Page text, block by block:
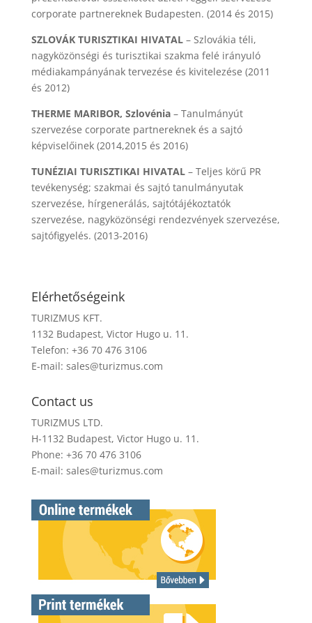
corporate partnereknek Budapesten. (2014 és 2015)
SZLOVÁK TURISZTIKAI HIVATAL– Szlovákia téli,
nagyközönségi és turisztikai szakma felé irányuló
médiakampányának tervezése és kivitelezése (2011
és 2012)
THERME MARIBOR, Szlovénia– Tanulmányút
szervezése corporate partnereknek és a sajtó
képviselőinek (2014,2015 és 2016)
TUNÉZIAI TURISZTIKAI HIVATAL– Teljes körű PR
tevékenység; szakmai és sajtó tanulmányutak
szervezése, hírgenerálás, sajtótájékoztatók
szervezése, nagyközönségi rendezvények szervezése,
sajtófigyelés. (2013-2016)
Elérhetőségeink
TURIZMUS KFT.
1132 Budapest, Victor Hugo u. 11.
Telefon: +36 70 476 3106
E-mail: sales@turizmus.com
Contact us
TURIZMUS LTD.
H-1132 Budapest, Victor Hugo u. 11.
Phone: +36 70 476 3106
E-mail: sales@turizmus.com